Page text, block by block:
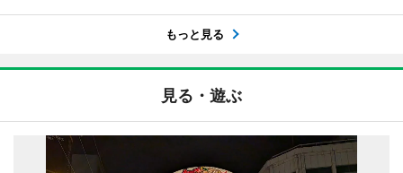
もっと見る
見る・遊ぶ